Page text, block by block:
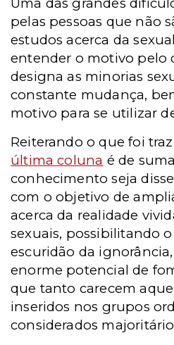
pelas pessoas que não
estudos acerca da
entender o motivo pelo
designa as minorias
constante mudança,
motivo para se utilizar
Reiterando o que foi
última coluna é de
conhecimento seja
com o objetivo de
acerca da realidade
sexuais, possibilitando
escuridão da
enorme potencial de
que tanto carecem
inseridos nos grupos
considerados